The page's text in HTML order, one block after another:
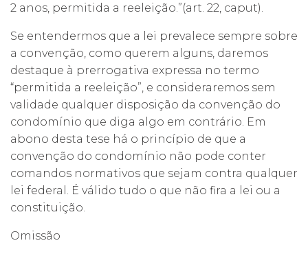
2 anos, permitida a reeleição.”(art. 22, caput).
Se entendermos que a lei prevalece sempre sobre
a convenção, como querem alguns, daremos
destaque à prerrogativa expressa no termo
“permitida a reeleição”, e consideraremos sem
validade qualquer disposição da convenção do
condomínio que diga algo em contrário. Em
abono desta tese há o princípio de que a
convenção do condomínio não pode conter
comandos normativos que sejam contra qualquer
lei federal. É válido tudo o que não fira a lei ou a
constituição.
Omissão